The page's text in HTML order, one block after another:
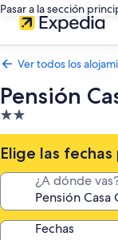
Pasar a la sección
Ver todos los
Pensión
Alojamiento
de
2.0 estrellas
Elige las
¿A dónde
Fechas